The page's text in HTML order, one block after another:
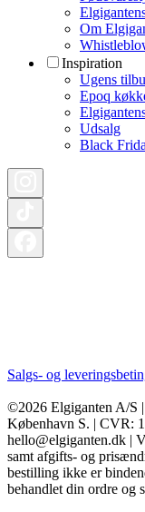
Om
Inspiration
Ugens
Epoq
Udsalg
Black
Salgs- og
©2026 Elgiganten A/S
København S. | CVR:
hello@elgiganten.dk |
samt afgifts- og
bestilling ikke er
behandlet din ordre og